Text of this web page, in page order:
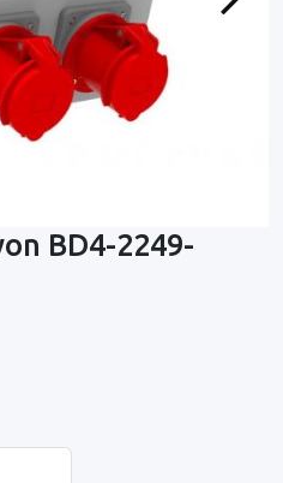
BD4-2249-